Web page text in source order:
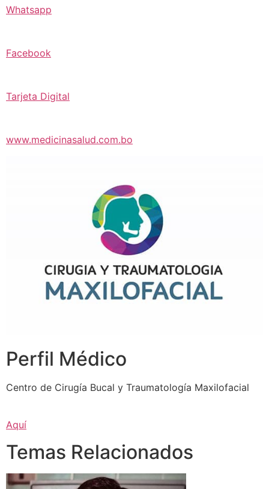
Whatsapp
Facebook
Tarjeta Digital
www.medicinasalud.com.bo
Perfil Médico
Centro de Cirugía Bucal y Traumatología Maxilofacial
Aquí
Temas Relacionados